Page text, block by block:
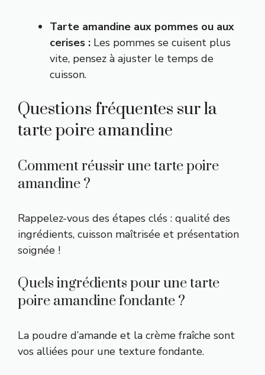
Tarte amandine aux pommes ou aux
cerises : Les pommes se cuisent plus
vite, pensez à ajuster le temps de
cuisson.
Questions fréquentes sur la
tarte poire amandine
Comment réussir une tarte poire
amandine ?
Rappelez-vous des étapes clés : qualité des
ingrédients, cuisson maîtrisée et présentation
soignée !
Quels ingrédients pour une tarte
poire amandine fondante ?
La poudre d’amande et la crème fraîche sont
vos alliées pour une texture fondante.